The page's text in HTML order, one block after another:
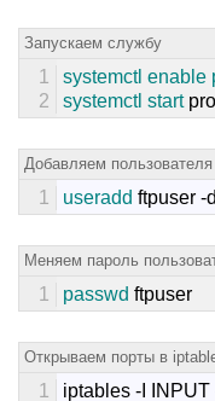
Запускаем службу
1
2
systemctl enable
systemctl start
Добавляем
1 useradd ftpuser -d
Меняем пароль
1 passwd ftpuser
Открываем порты в
1
iptables - INPUT